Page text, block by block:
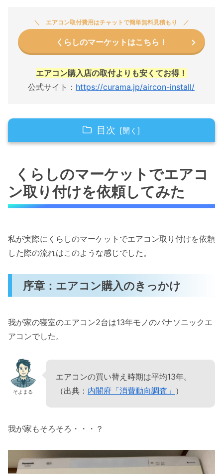
エアコン取付費用はチャットで簡単無料見積もり
くらしのマーケットはこちら！
エアコン購入店の取付よりも安くてお得！
公式サイト： https://curama.jp/aircon-install/
目次
してみた
くらしのマーケットでのエアコン取り付けのメ
リット
メリット
くらしのマーケットでのエアコン取り付けはこ
んな人におススメ！
くらしのマーケットのエアコン取り付け価格相
さいごに
くらしのマーケットでエアコ
ン取り付けを依頼してみた
私が実際にくらしのマーケットでエアコン取り付けを依頼
した際の流れはこのような感じでした。
序章：エアコン購入のきっかけ
我が家の寝室のエアコン2台は13年モノのパナソニックエ
アコンでした。
そよまる
エアコンの買い替え時期は平均13年。
（出典： 内閣府「消費動向調査」 ）
我が家もそろそろ・・・？